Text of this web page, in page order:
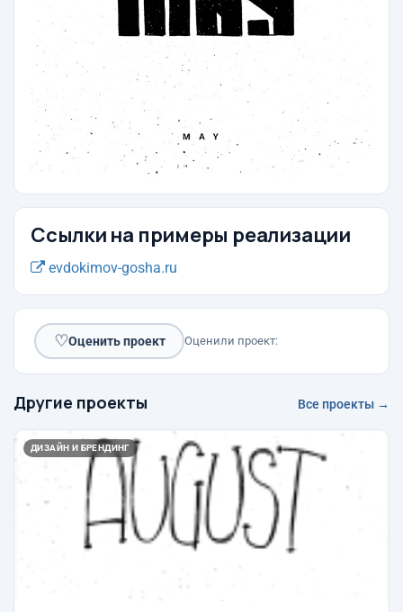
Ссылки на примеры реализации
evdokimov-gosha.ru
♡Оценить проект Оценили проект:
Другие проекты Все проекты →
ДИЗАЙН И БРЕНДИНГ